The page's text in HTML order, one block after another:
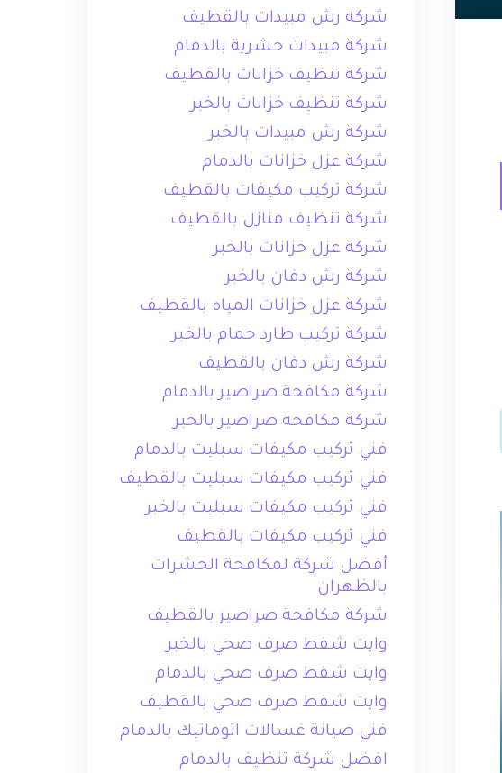
شركه رش مبيدات بالقطيف
شركة مبيدات حشرية بالدمام
شركة تنظيف خزانات بالقطيف
شركة تنظيف خزانات بالخبر
شركة رش مبيدات بالخبر
شركة عزل خزانات بالدمام
شركة تركيب مكيفات بالقطيف
شركة تنظيف منازل بالقطيف
شركة عزل خزانات بالخبر
شركة رش دفان بالخبر
شركة عزل خزانات المياه بالقطيف
شركة تركيب طارد حمام بالخبر
شركة رش دفان بالقطيف
شركة مكافحة صراصير بالدمام
شركة مكافحة صراصير بالخبر
فني تركيب مكيفات سبليت بالدمام
فني تركيب مكيفات سبليت بالقطيف
فني تركيب مكيفات سبليت بالخبر
فني تركيب مكيفات بالقطيف
أفضل شركة لمكافحة الحشرات
بالظهران
شركة مكافحة صراصير بالقطيف
وايت شفط صرف صحي بالخبر
وايت شفط صرف صحي بالدمام
وايت شفط صرف صحي بالقطيف
فني صيانة غسالات اتوماتيك بالدمام
افضل شركة تنظيف بالدمام